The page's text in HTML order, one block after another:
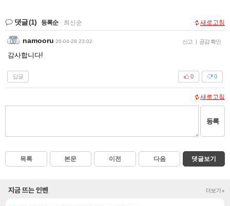
댓글(1) 등록순 최신순 새로고침
namooru 26-04-28 23:02 신고 | 공감 확인
감사합니다!
답글 0
0
새로고침
등록
목록 본문 이전 다음 댓글보기
지금 뜨는 인벤 더보기+